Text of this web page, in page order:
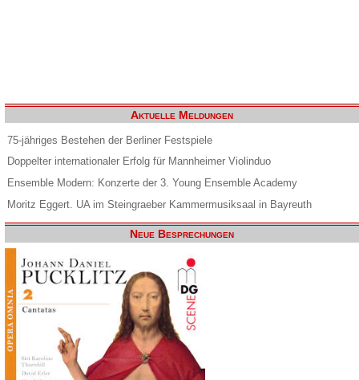
Aktuelle Meldungen
75-jähriges Bestehen der Berliner Festspiele
Doppelter internationaler Erfolg für Mannheimer Violinduo
Ensemble Modern: Konzerte der 3. Young Ensemble Academy
Moritz Eggert. UA im Steingraeber Kammermusiksaal in Bayreuth
Neue Besprechungen